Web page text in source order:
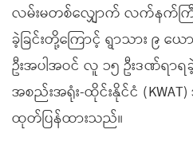
လမ်းမတစ်လျှောက် လက်နက်က
ခဲ့ခြင်းတို့ကြောင့် ရွာသား ၉ ယ
ဦးအပါအဝင် လူ ၁၅ ဦးဒဏ်ရာ
အစည်းအရုံး-ထိုင်းနိုင်ငံ
ထုတ်ပြန်ထားသည်။